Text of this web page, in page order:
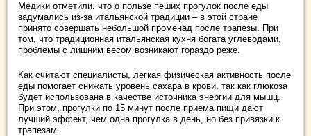
Медики отметили, что о пользе пеших прогулок после еды
задумались из-за итальянской традиции – в этой стране
принято совершать небольшой променад после трапезы. При
том, что традиционная итальянская кухня богата углеводами,
проблемы с лишним весом возникают гораздо реже.
Как считают специалисты, легкая физическая активность после
еды помогает снижать уровень сахара в крови, так как глюкоза
будет использована в качестве источника энергии для мышц.
При этом, прогулки по 15 минут после приема пищи дают
лучший эффект, чем одна прогулка в день, но без привязки к
трапезам.